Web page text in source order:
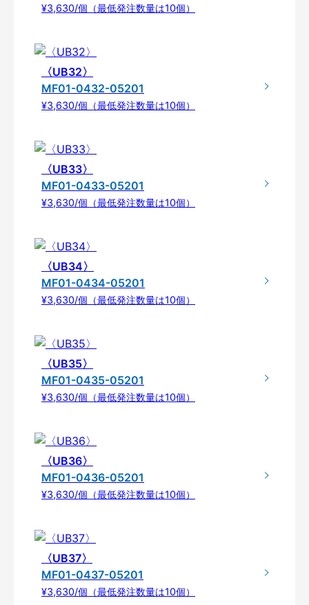
¥3,630/個（最低発注数量は10個）
〈UB32〉
MF01-0432-05201
¥3,630/個（最低発注数量は10個）
〈UB33〉
MF01-0433-05201
¥3,630/個（最低発注数量は10個）
〈UB34〉
MF01-0434-05201
¥3,630/個（最低発注数量は10個）
〈UB35〉
MF01-0435-05201
¥3,630/個（最低発注数量は10個）
〈UB36〉
MF01-0436-05201
¥3,630/個（最低発注数量は10個）
〈UB37〉
MF01-0437-05201
¥3,630/個（最低発注数量は10個）